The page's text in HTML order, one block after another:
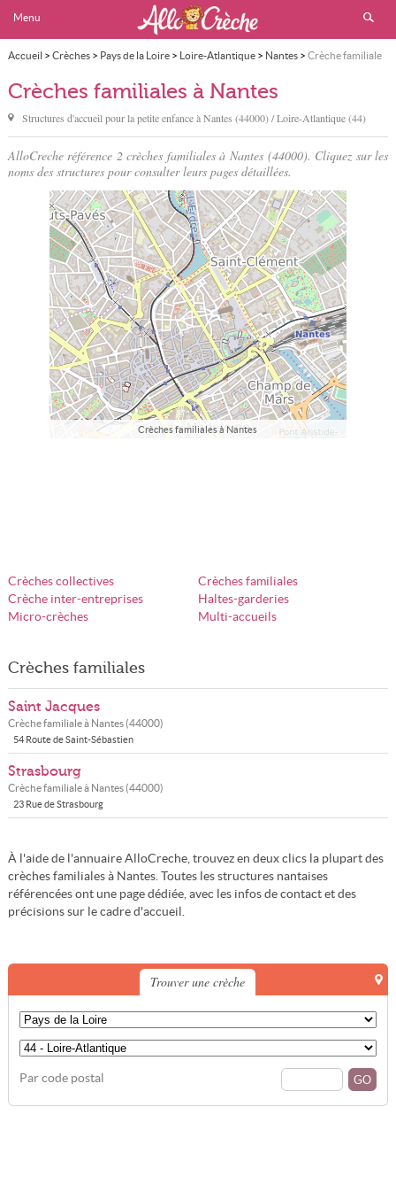
Menu
Accueil > Crèches> Pays de la Loire> Loire-Atlantique> Nantes> Crèche familiale
Crèches familiales à Nantes
Structures d'accueil pour la petite enfance àNantes (44000) / Loire-Atlantique (44)
AlloCreche référence 2 crèches familiales à Nantes (44000). Cliquez sur les
noms des structures pour consulter leurs pages détaillées.
Crèches familiales à Nantes
Crèches collectives
Crèches familiales
Crèche inter-entreprises
Haltes-garderies
Micro-crèches
Multi-accueils
Crèches familiales
Saint Jacques
Crèche familiale à Nantes(44000)
54 Route de Saint-Sébastien
Strasbourg
Crèche familiale à Nantes(44000)
23 Rue de Strasbourg
À l'aide de l'annuaire AlloCreche, trouvez en deux clics la plupart des
crèches familiales à Nantes. Toutes les structures nantaises
référencées ont une page dédiée, avec les infos de contact et des
précisions sur le cadre d'accueil.
Trouver une crèche
Par code postal